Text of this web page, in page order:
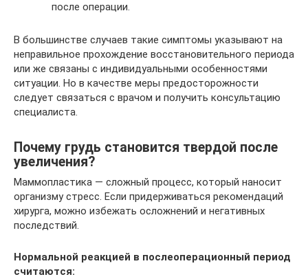
после операции.
В большинстве случаев такие симптомы указывают на
неправильное прохождение восстановительного периода
или же связаны с индивидуальными особенностями
ситуации. Но в качестве меры предосторожности
следует связаться с врачом и получить консультацию
специалиста.
Почему грудь становится твердой после
увеличения?
Маммопластика — сложный процесс, который наносит
организму стресс. Если придерживаться рекомендаций
хирурга, можно избежать осложнений и негативных
последствий.
Нормальной реакцией в послеоперационный период
считаются: